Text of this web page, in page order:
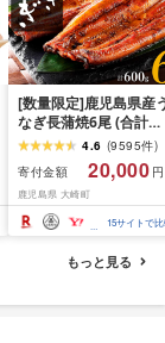
[数量限定]鹿児島県産
なぎ長蒲焼6尾 (合計
600g以上)4.6 (9595件)
寄付金額
20,000
鹿児島県 大崎町
15サイトで
もっと見る